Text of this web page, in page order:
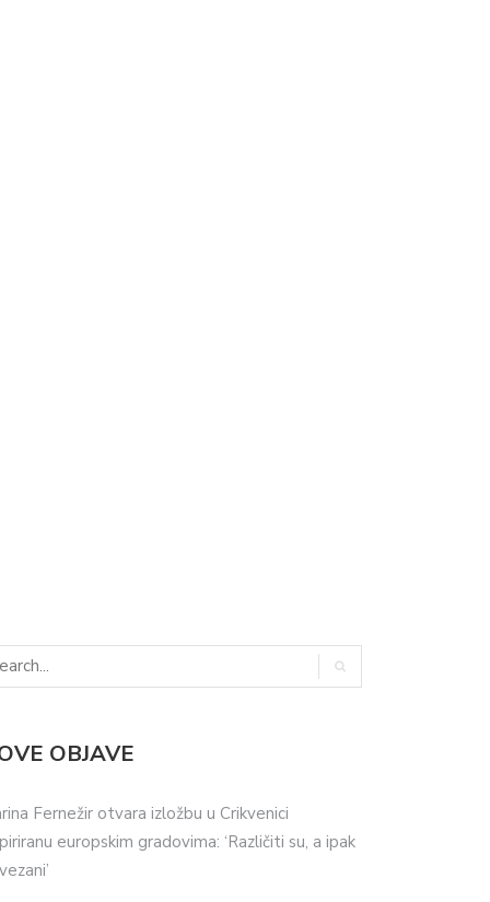
OBJAVE
Fernežir otvara izložbu u Crikvenici
europskim gradovima: ‘Različiti su, a ipak